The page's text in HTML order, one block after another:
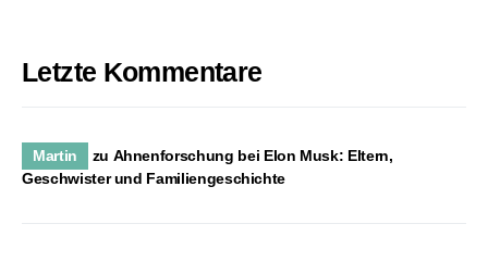
Letzte Kommentare
Martin zu Ahnenforschung bei Elon Musk: Eltern,
Geschwister und Familiengeschichte